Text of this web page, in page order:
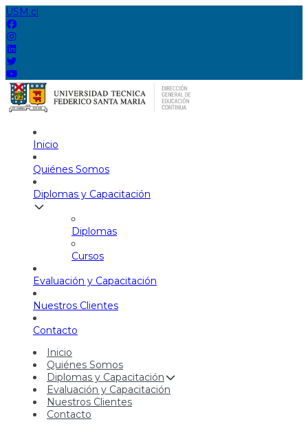
USM.cl
Inicio
Quiénes Somos
Diplomas y Capacitación
Diplomas
Cursos
Evaluación y Capacitación
Nuestros Clientes
Contacto
Inicio
Quiénes Somos
Diplomas y Capacitación
Evaluación y Capacitación
Nuestros Clientes
Contacto